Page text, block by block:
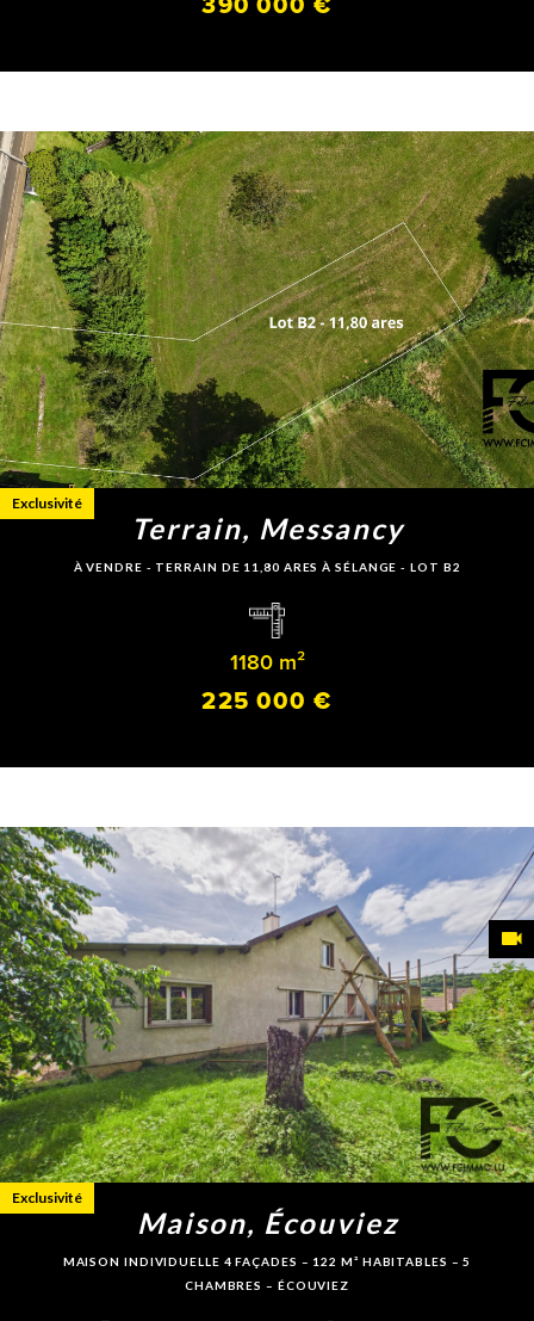
390 000 €
Terrain, Messancy
À VENDRE - TERRAIN DE 11,80 ARES À SÉLANGE - LOT B2
1180 m²
225 000 €
Exclusivité
Maison, Écouviez
MAISON INDIVIDUELLE 4 FAÇADES – 122 M² HABITABLES – 5
CHAMBRES – ÉCOUVIEZ
Exclusivité